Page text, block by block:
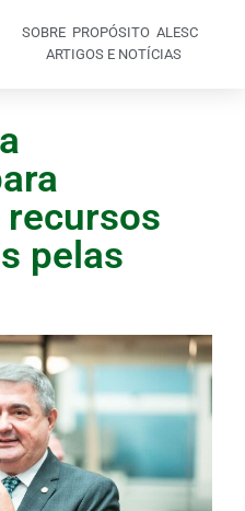
SOBRE PROPÓSITO ALESC
ARTIGOS E NOTÍCIAS
recursos
pelas